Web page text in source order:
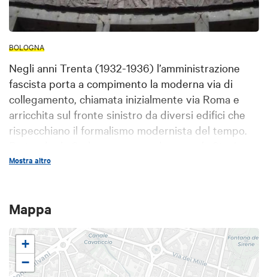
BOLOGNA
Negli anni Trenta (1932-1936) l’amministrazione
fascista porta a compimento la moderna via di
collegamento, chiamata inizialmente via Roma e
arricchita sul fronte sinistro da diversi edifici che
rispecchiano il formalismo modernista del tempo.
ferroviaria si incontrano: la monumentale facciata
Luciano Petrucci) con il famoso fregio plastico a
Palazzo Faccetta Nera (1936 architetto Francesco
Santini) dall’estrema cura per il dettaglio visibile
nella decorazione inusuale a losanghe concentriche;
Mostra altro
Mappa
+
−